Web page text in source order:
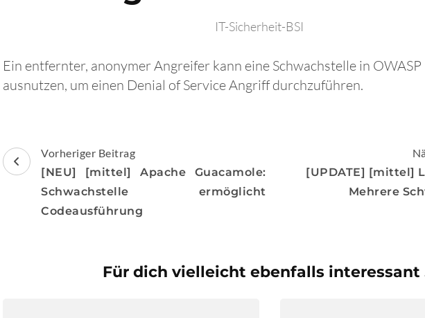
IT-Sicherheit-BSI
Ein entfernter, anonymer Angreifer kann eine Schwachstelle in
ausnutzen, um einen Denial of Service Angriff durchzuführen.
Beitragsnavigation
Vorheriger Beitrag
[NEU] [mittel] Apache Guacamole:
Schwachstelle ermöglicht
Codeausführung
[UPDATE] [mittel]
Mehrere
Für dich vielleicht ebenfalls interessant